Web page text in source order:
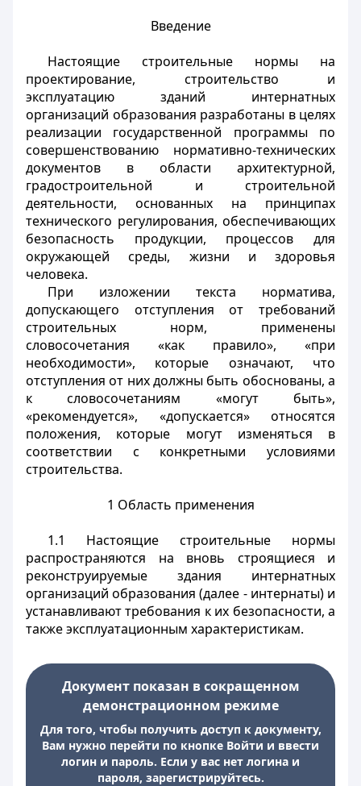
Введение
Настоящие строительные нормы на
проектирование, строительство и
эксплуатацию зданий интернатных
организаций образования разработаны в целях
реализации государственной программы по
совершенствованию нормативно-технических
документов в области архитектурной,
градостроительной и строительной
деятельности, основанных на принципах
технического регулирования, обеспечивающих
безопасность продукции, процессов для
окружающей среды, жизни и здоровья
человека.
При изложении текста норматива,
допускающего отступления от требований
строительных норм, применены
словосочетания «как правило», «при
необходимости», которые означают, что
отступления от них должны быть обоснованы, а
к словосочетаниям «могут быть»,
«рекомендуется», «допускается» относятся
положения, которые могут изменяться в
соответствии с конкретными условиями
строительства.
1 Область применения
1.1 Настоящие строительные нормы
распространяются на вновь строящиеся и
реконструируемые здания интернатных
организаций образования (далее - интернаты) и
устанавливают требования к их безопасности, а
также эксплуатационным характеристикам.
Документ показан в сокращенном
демонстрационном режиме
Для того, чтобы получить доступ к документу,
Вам нужно перейти по кнопке Войти и ввести
логин и пароль. Если у вас нет логина и
пароля, зарегистрируйтесь.